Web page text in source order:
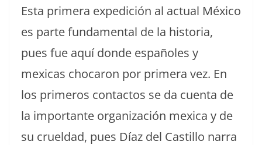
Esta primera expedición al actual México
es parte fundamental de la historia,
pues fue aquí donde españoles y
mexicas chocaron por primera vez. En
los primeros contactos se da cuenta de
la importante organización mexica y de
su crueldad, pues Díaz del Castillo narra